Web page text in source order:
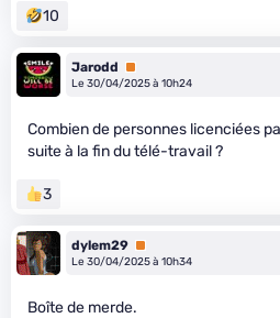
10
Jarodd
Premium
Le 30/04/2025 à 10h24
Combien de personnes licenciées
suite à la fin du télé-travail ?
3
dylem29 Premium
Le 30/04/2025 à 10h34
Boîte de merde.